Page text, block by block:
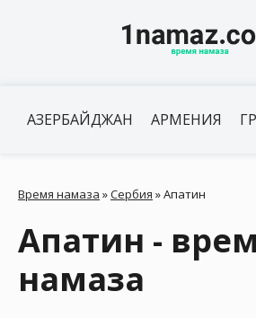
АЗЕРБАЙДЖАН АРМЕНИЯ
Время намаза »Сербия »Апатин
Апатин -
намаза